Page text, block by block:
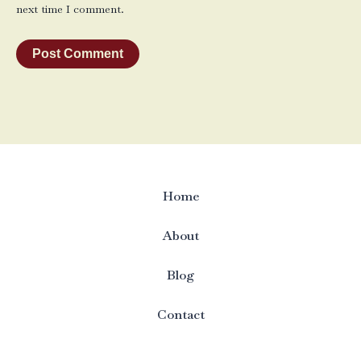
next time I comment.
Home
About
Blog
Contact